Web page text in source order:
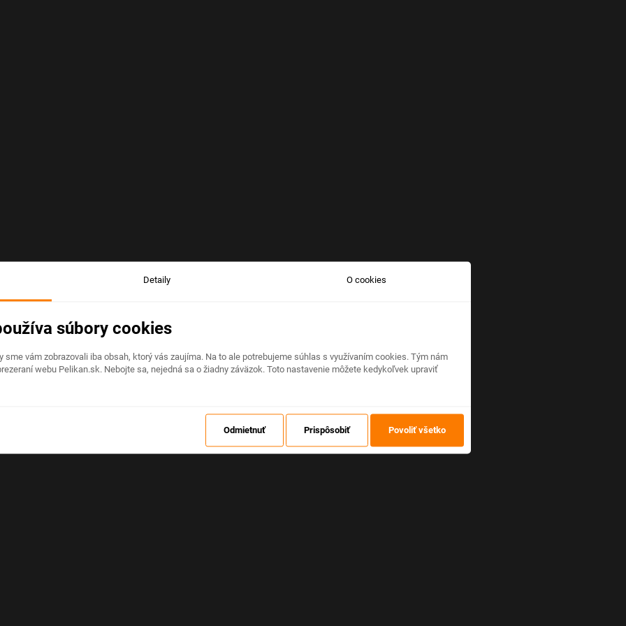
Na stránke nastala neočakávaná chyba
Detaily O cookies
súbory cookies
sme vám zobrazovali iba obsah, ktorý vás zaujíma. Na to ale potrebujeme súhlas s využívaním cookies. Tým nám
webu Pelikan.sk. Nebojte sa, nejedná sa o žiadny záväzok. Toto nastavenie môžete kedykoľvek upraviť
Odmietnuť Prispôsobiť Povoliť všetko